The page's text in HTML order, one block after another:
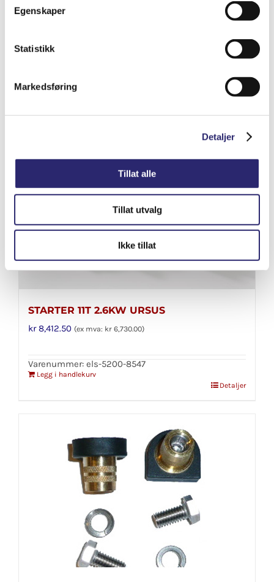
Egenskaper
Statistikk
Markedsføring
Detaljer
Tillat alle
Tillat utvalg
Ikke tillat
kr1,656.25
Varenummer: els-5200-8277
STARTER 11T 2.6KW URSUS
kr8,412.50 (ex mva: kr 6,730.00)
Varenummer: els-5200-8547
Legg i handlekurv
Detaljer